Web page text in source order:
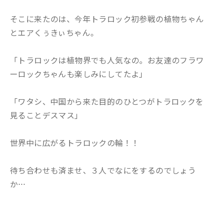
そこに来たのは、今年トラロック初参戦の植物ちゃん
とエアくぅきぃちゃん。
「トラロックは植物界でも人気なの。お友達のフラワ
ーロックちゃんも楽しみにしてたよ」
「ワタシ、中国から来た目的のひとつがトラロックを
見ることデスマス」
世界中に広がるトラロックの輪！！
待ち合わせも済ませ、３人でなにをするのでしょう
か…